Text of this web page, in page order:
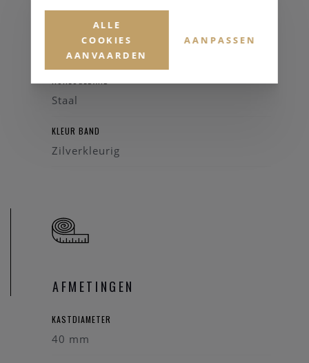
Saffierglas
Staal
KLEUR BAND
Zilverkleurig
AFMETINGEN
KASTDIAMETER
40 mm
ALLE
COOKIES
AANVAARDEN
AANPASSEN